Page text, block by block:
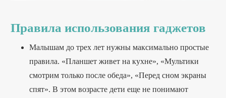
Правила использования гаджетов
Малышам до трех лет нужны максимально простые
правила. «Планшет живет на кухне», «Мультики
смотрим только после обеда», «Перед сном экраны
спят». В этом возрасте дети еще не понимают